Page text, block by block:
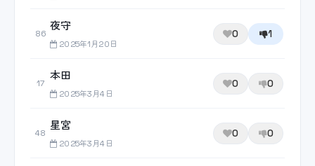
86
夜守
2025年1月20日
0 1
17
本田
2025年3月4日
0 0
48
星宮
2025年3月4日
0 0